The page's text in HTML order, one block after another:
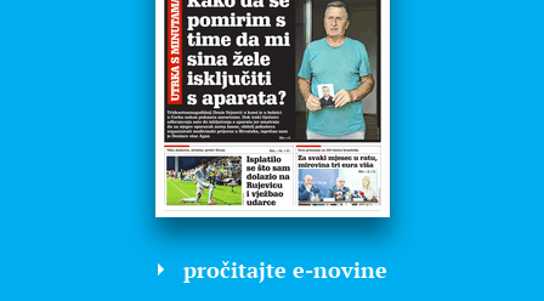
pročitajte e-novine